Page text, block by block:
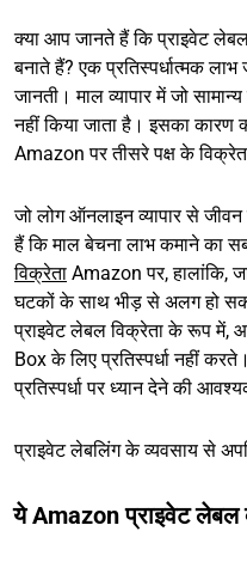
क्या आप जानते हैं कि प्राइवेट
बनाते हैं? एक प्रतिस्पर्धात्मक
जानती। माल व्यापार में जो
नहीं किया जाता है। इसका कारण
Amazon पर तीसरे पक्ष के
जो लोग ऑनलाइन व्यापार से
हैं कि माल बेचना लाभ कमाने का
विक्रेता Amazon पर, हालांकि,
घटकों के साथ भीड़ से अलग हो
प्राइवेट लेबल विक्रेता के रूप में,
Box के लिए प्रतिस्पर्धा नहीं
प्रतिस्पर्धा पर ध्यान देने की
प्राइवेट लेबलिंग के व्यवसाय से
ये Amazon प्राइवेट लेबल